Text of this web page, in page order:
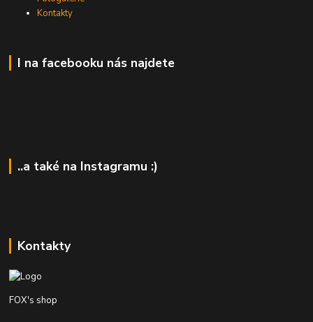
Kontakty
I na facebooku nás najdete
..a také na Instagramu :)
Kontakty
FOX's shop